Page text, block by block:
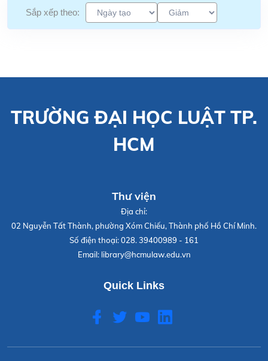
Sắp xếp theo:
TRƯỜNG ĐẠI HỌC LUẬT TP.
HCM
Thư viện
Địa chỉ:
02 Nguyễn Tất Thành, phường Xóm Chiếu, Thành phố Hồ Chí Minh.
Số điện thoại:028. 39400989 - 161
Email: library@hcmulaw.edu.vn
Quick Links